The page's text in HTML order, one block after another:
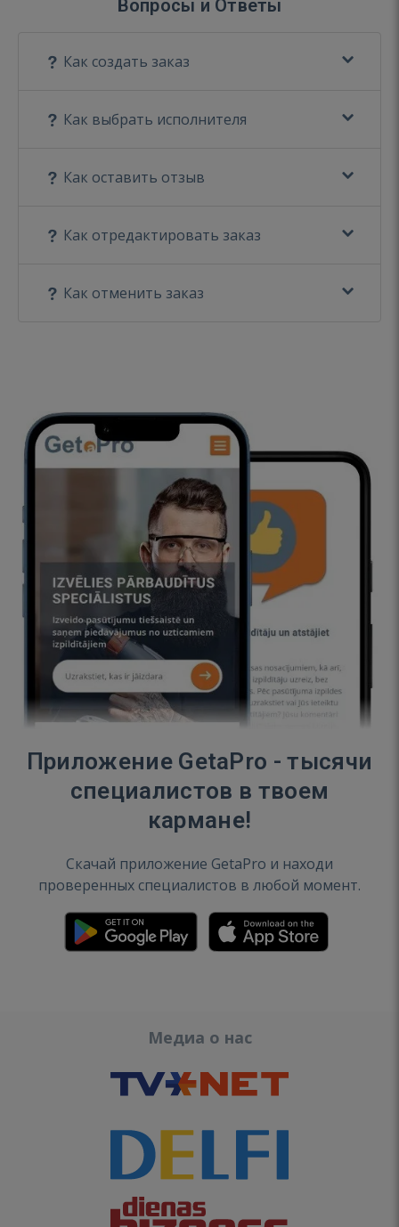
Вопросы и Ответы
Как создать заказ
Как выбрать исполнителя
Как оставить отзыв
Как отредактировать заказ
Как отменить заказ
Приложение GetaPro - тысячи
специалистов в твоем
кармане!
Скачай приложение GetaPro и находи
проверенных специалистов в любой момент.
Медиа о нас